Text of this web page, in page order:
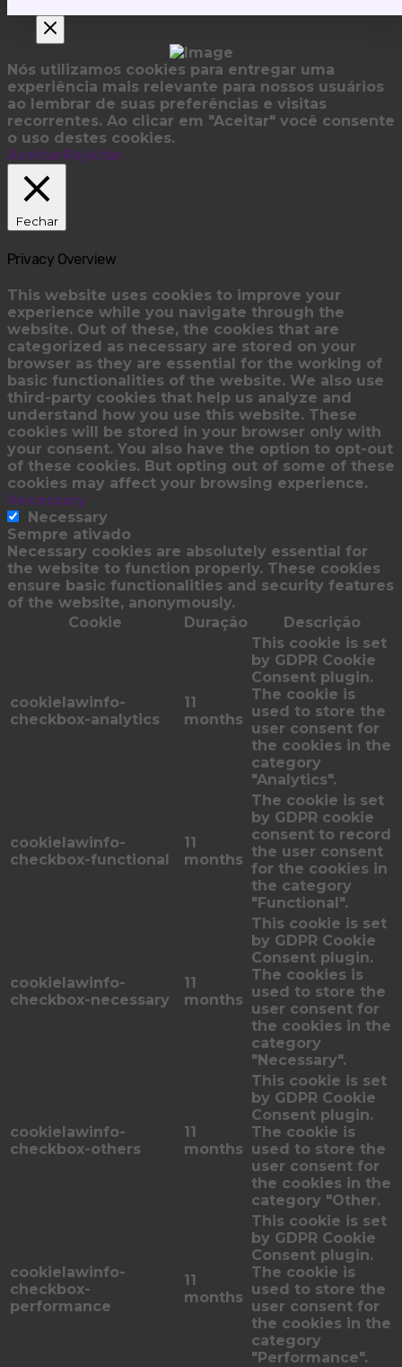
Nós utilizamos cookies para entregar uma
experiência mais relevante para nossos usuários
ao lembrar de suas preferências e visitas
recorrentes. Ao clicar em "Aceitar" você consente
o uso destes cookies.
Aceitar Rejeitar
Fechar
Privacy Overview
This website uses cookies to improve your
experience while you navigate through the
website. Out of these, the cookies that are
categorized as necessary are stored on your
browser as they are essential for the working of
basic functionalities of the website. We also use
third-party cookies that help us analyze and
understand how you use this website. These
cookies will be stored in your browser only with
your consent. You also have the option to opt-out
of these cookies. But opting out of some of these
cookies may affect your browsing experience.
Necessary
Necessary
Sempre ativado
Necessary cookies are absolutely essential for
the website to function properly. These cookies
ensure basic functionalities and security features
of the website, anonymously.
Cookie
Duração Descrição
cookielawinfo-
checkbox-analytics
11
months
This cookie is set
by GDPR Cookie
Consent plugin.
The cookie is
used to store the
user consent for
the cookies in the
category
"Analytics".
cookielawinfo-
checkbox-functional
11
months
The cookie is set
by GDPR cookie
consent to record
the user consent
for the cookies in
the category
"Functional".
cookielawinfo-
checkbox-necessary
11
months
This cookie is set
by GDPR Cookie
Consent plugin.
The cookies is
used to store the
user consent for
the cookies in the
category
"Necessary".
cookielawinfo-
checkbox-others
11
months
This cookie is set
by GDPR Cookie
Consent plugin.
The cookie is
used to store the
user consent for
the cookies in the
category "Other.
cookielawinfo-
checkbox-
performance
11
months
This cookie is set
by GDPR Cookie
Consent plugin.
The cookie is
used to store the
user consent for
the cookies in the
category
"Performance".